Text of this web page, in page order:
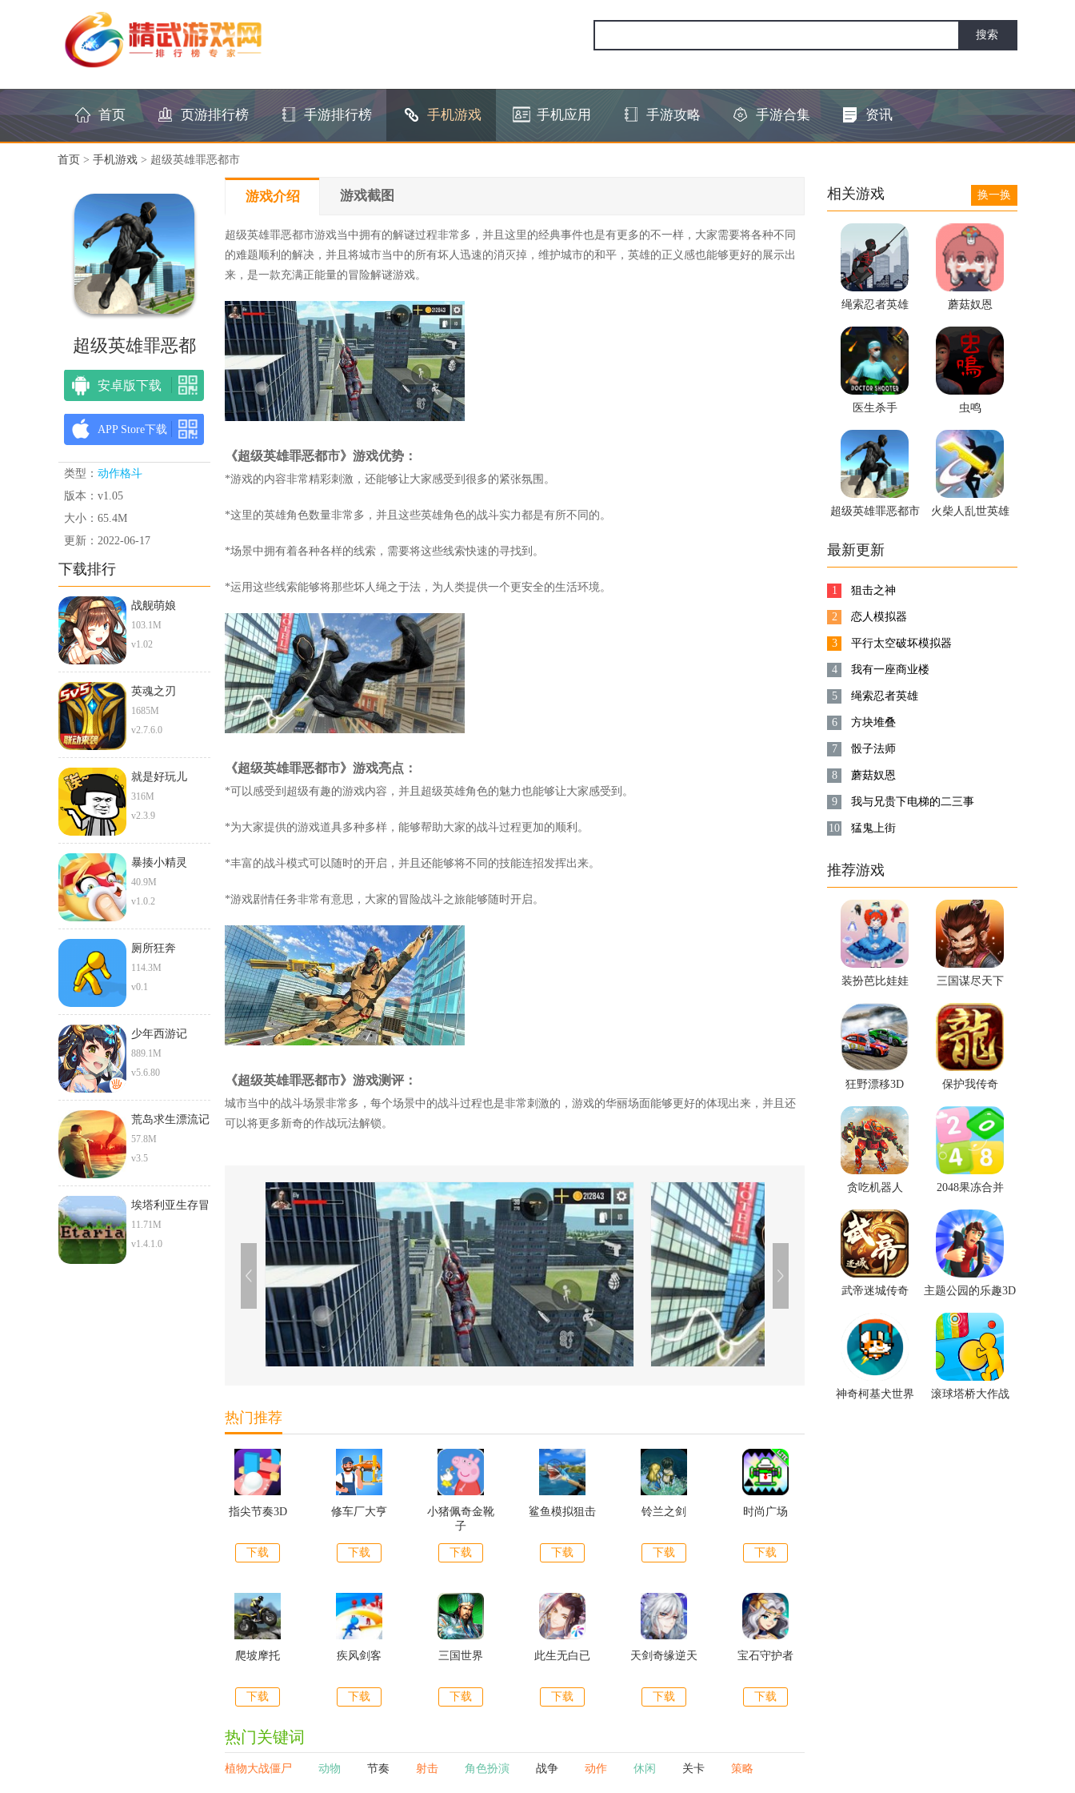
首页 页游排行榜 手游排行榜 手机游戏 手机应用 手游攻略 手游合集 资讯
首页 > 手机游戏 > 超级英雄罪恶都市
超级英雄罪恶都
市
安卓版下载
APP Store下载
类型： 动作格斗
版本：v1.05
大小：65.4M
更新：2022-06-17
下载排行
战舰萌娘
103.1M
v1.02
英魂之刃
1685M
v2.7.6.0
就是好玩儿
316M
v2.3.9
暴揍小精灵
40.9M
v1.0.2
厕所狂奔
114.3M
v0.1
少年西游记
889.1M
v5.6.80
荒岛求生漂流记
57.8M
v3.5
埃塔利亚生存冒
险
11.71M
v1.4.1.0
游戏介绍 游戏截图
超级英雄罪恶都市游戏当中拥有的解谜过程非常多，并且这里的经典事件也是有更多的不一样，大家需要将各种不同
的难题顺利的解决，并且将城市当中的所有坏人迅速的消灭掉，维护城市的和平，英雄的正义感也能够更好的展示出
来，是一款充满正能量的冒险解谜游戏。
《超级英雄罪恶都市》游戏优势：
*游戏的内容非常精彩刺激，还能够让大家感受到很多的紧张氛围。
*这里的英雄角色数量非常多，并且这些英雄角色的战斗实力都是有所不同的。
*场景中拥有着各种各样的线索，需要将这些线索快速的寻找到。
*运用这些线索能够将那些坏人绳之于法，为人类提供一个更安全的生活环境。
《超级英雄罪恶都市》游戏亮点：
*可以感受到超级有趣的游戏内容，并且超级英雄角色的魅力也能够让大家感受到。
*为大家提供的游戏道具多种多样，能够帮助大家的战斗过程更加的顺利。
*丰富的战斗模式可以随时的开启，并且还能够将不同的技能连招发挥出来。
*游戏剧情任务非常有意思，大家的冒险战斗之旅能够随时开启。
《超级英雄罪恶都市》游戏测评：
城市当中的战斗场景非常多，每个场景中的战斗过程也是非常刺激的，游戏的华丽场面能够更好的体现出来，并且还
可以将更多新奇的作战玩法解锁。
热门推荐
指尖节奏3D
下载
修车厂大亨
下载
小猪佩奇金靴
子
下载
鲨鱼模拟狙击
下载
铃兰之剑
下载
时尚广场
下载
爬坡摩托
下载
疾风剑客
下载
三国世界
下载
此生无白已
下载
天剑奇缘逆天
下载
宝石守护者
下载
热门关键词
植物大战僵尸 动物 节奏 射击 角色扮演 战争 动作 休闲 关卡 策略
相关游戏 换一换
绳索忍者英雄 蘑菇奴恩
医生杀手 虫鸣
超级英雄罪恶都市 火柴人乱世英雄
最新更新
1 狙击之神
2 恋人模拟器
3 平行太空破坏模拟器
4 我有一座商业楼
5 绳索忍者英雄
6 方块堆叠
7 骰子法师
8 蘑菇奴恩
9 我与兄贵下电梯的二三事
10 猛鬼上街
推荐游戏
装扮芭比娃娃 三国谋尽天下
狂野漂移3D 保护我传奇
贪吃机器人 2048果冻合并
武帝迷城传奇 主题公园的乐趣3D
神奇柯基犬世界 滚球塔桥大作战